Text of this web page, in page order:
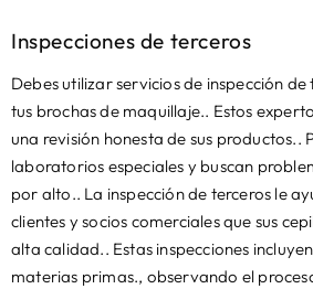
Inspecciones de terceros
Debes utilizar servicios de inspección
tus brochas de maquillaje.. Estos
una revisión honesta de sus productos..
laboratorios especiales y buscan
por alto.. La inspección de terceros le
clientes y socios comerciales que sus
alta calidad.. Estas inspecciones
materias primas., observando el